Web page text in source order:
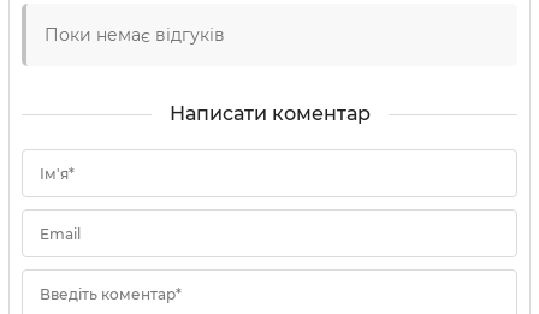
Поки немає відгуків
Написати коментар
Ім'я*
Email
Введіть коментар*